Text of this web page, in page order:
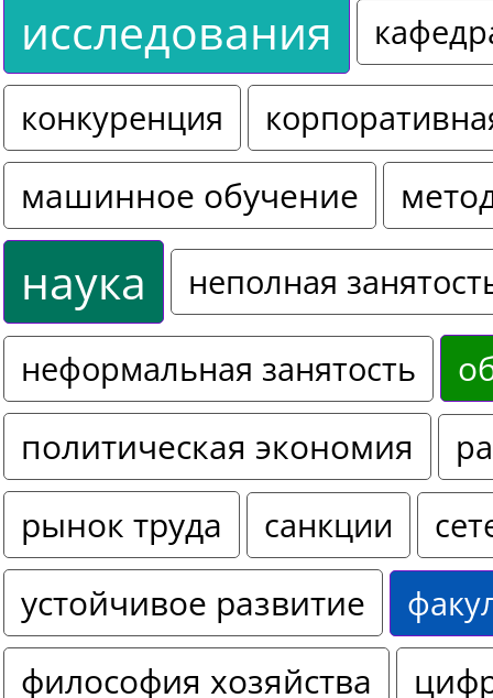
исследования
конкуренция
машинное обучение
наука
неполная
неформальная занятость
политическая экономия
рынок труда санкции
устойчивое развитие
философия хозяйства